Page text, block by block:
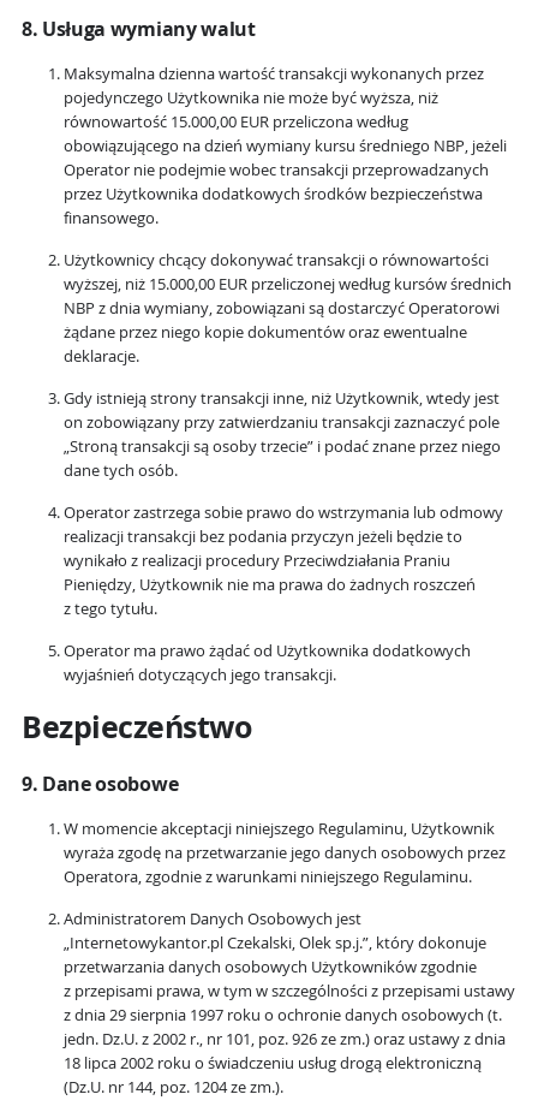
8. Usługa wymiany walut
Maksymalna dzienna wartość transakcji wykonanych przez
pojedynczego Użytkownika nie może być wyższa, niż
równowartość 15.000,00 EUR przeliczona według
obowiązującego na dzień wymiany kursu średniego NBP, jeżeli
Operator nie podejmie wobec transakcji przeprowadzanych
przez Użytkownika dodatkowych środków bezpieczeństwa
finansowego.
Użytkownicy chcący dokonywać transakcji o równowartości
wyższej, niż 15.000,00 EUR przeliczonej według kursów średnich
NBP z dnia wymiany, zobowiązani są dostarczyć Operatorowi
żądane przez niego kopie dokumentów oraz ewentualne
deklaracje.
Gdy istnieją strony transakcji inne, niż Użytkownik, wtedy jest
on zobowiązany przy zatwierdzaniu transakcji zaznaczyć pole
„Stroną transakcji są osoby trzecie” i podać znane przez niego
dane tych osób.
Operator zastrzega sobie prawo do wstrzymania lub odmowy
realizacji transakcji bez podania przyczyn jeżeli będzie to
wynikało z realizacji procedury Przeciwdziałania Praniu
Pieniędzy, Użytkownik nie ma prawa do żadnych roszczeń
z tego tytułu.
Operator ma prawo żądać od Użytkownika dodatkowych
wyjaśnień dotyczących jego transakcji.
Bezpieczeństwo
9. Dane osobowe
W momencie akceptacji niniejszego Regulaminu, Użytkownik
wyraża zgodę na przetwarzanie jego danych osobowych przez
Operatora, zgodnie z warunkami niniejszego Regulaminu.
Administratorem Danych Osobowych jest
„Internetowykantor.pl Czekalski, Olek sp.j.”, który dokonuje
przetwarzania danych osobowych Użytkowników zgodnie
z przepisami prawa, w tym w szczególności z przepisami ustawy
z dnia 29 sierpnia 1997 roku o ochronie danych osobowych (t.
jedn. Dz.U. z 2002 r., nr 101, poz. 926 ze zm.) oraz ustawy z dnia
18 lipca 2002 roku o świadczeniu usług drogą elektroniczną
(Dz.U. nr 144, poz. 1204 ze zm.).